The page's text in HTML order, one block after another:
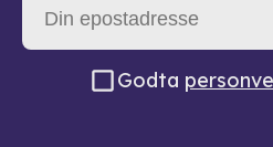
Godta